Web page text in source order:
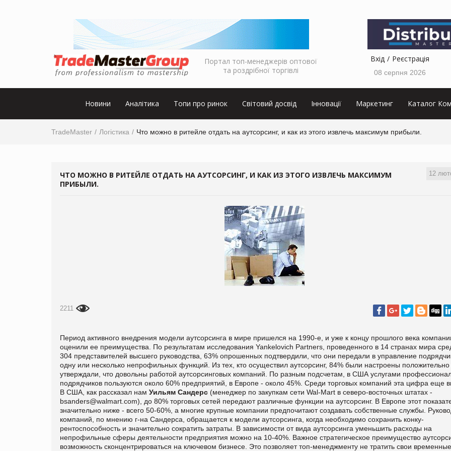
Портал топ-менеджерів оптової
та роздрібної торгівлі
Вхід Реєстрація
08 серпня 2026
Новини Аналітика Топи про ринок Світовий досвід Інновації Маркетинг Каталог
TradeMaster Логістика Что можно в ритейле отдать на аутсорсинг, и как из этого извлечь максимум прибыли.
12
ЧТО МОЖНО В РИТЕЙЛЕ ОТДАТЬ НА АУТСОРСИНГ, И КАК ИЗ ЭТОГО ИЗВЛЕЧЬ МАКСИМУМ
ПРИБЫЛИ.
2211
Период активного внедрения модели аут­сорсинга в мире пришелся на 1990-е, и уже к концу прошлого века
оценили ее преимущества. По результатам исследования Yankelovich Partners , проведенного в 14 стра­нах мира
304 представителей высшего руководства, 63% опрошенных подтвердили, что они передали в управление
одну или несколько непрофильных функций. Из тех, кто осуществил аутсорсинг, 84% были настроены положительно
утверждали, что довольны работой аутсорсинговых компаний. По разным подсчетам, в США услугами
подрядчиков пользуются около 60% предприятий, в Европе - около 45%. Среди торговых компаний эта цифра еще
В США, как рассказал нам Уильям Сандерс (менеджер по закупкам сети Wal-Mart в северо-восточных штатах -
bsanders@walmart. com), до 80% торговых сетей передают различные функции на аут­сорсинг. В Европе этот
значительно ниже - всего 50-60%, а многие крупные компании предпочитают создавать собствен­ные службы.
компаний, по мне­нию г-на Сандерса, обращается к модели аут­сорсинга, когда необходимо сохранить конку­
рентоспособность и значительно сократить затраты. В зависимости от вида аутсорсинга уменьшить расходы на
непрофильные сферы деятельности предприятия можно на 10-40%. Важное стратегическое преимущество
возможность сконцентриро­ваться на ключевом бизнесе. Это позволяет топ-менеджменту не тратить свои времен­ные